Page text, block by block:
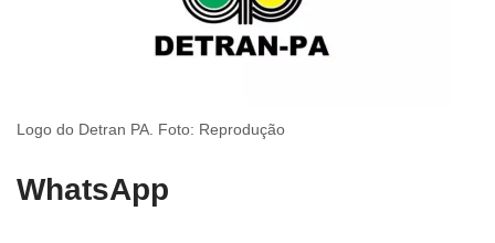
Logo do Detran PA. Foto: Reprodução
WhatsApp